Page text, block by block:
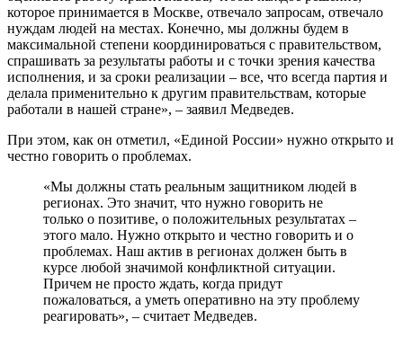
которое принимается в Москве, отвечало запросам, отвечало
нуждам людей на местах. Конечно, мы должны будем в
максимальной степени координироваться с правительством,
спрашивать за результаты работы и с точки зрения качества
исполнения, и за сроки реализации – все, что всегда партия и
делала применительно к другим правительствам, которые
работали в нашей стране», – заявил Медведев.
При этом, как он отметил, «Единой России» нужно открыто и
честно говорить о проблемах.
«Мы должны стать реальным защитником людей в
регионах. Это значит, что нужно говорить не
только о позитиве, о положительных результатах –
этого мало. Нужно открыто и честно говорить и о
проблемах. Наш актив в регионах должен быть в
курсе любой значимой конфликтной ситуации.
Причем не просто ждать, когда придут
пожаловаться, а уметь оперативно на эту проблему
реагировать», – считает Медведев.